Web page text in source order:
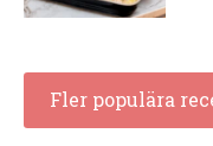
Fler populära